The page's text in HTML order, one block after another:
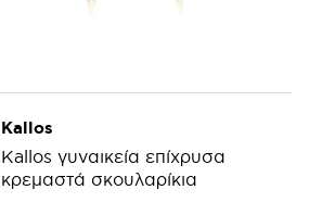
Kallos
Kallos γυναικεία επίχρυσα
κρεμαστά σκουλαρίκια